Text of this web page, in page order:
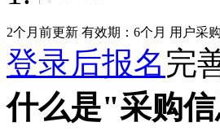
2个月前更新 有效期：6个月 用户采购
登录后报名完
什么是"采购